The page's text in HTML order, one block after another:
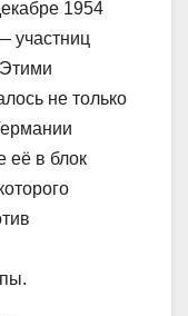
1954
участниц
не только
её в блок